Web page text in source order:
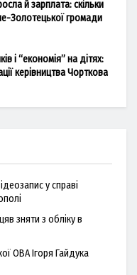
й зарплата: скільки
Золотецької громади
і “економія” на дітях:
керівництва Чорткова
у справі
зняти з обліку в
ОВА Ігоря Гайдука